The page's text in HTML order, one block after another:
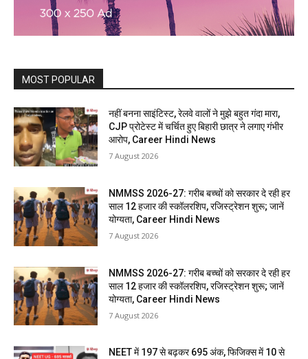
MOST POPULAR
नहीं बनना साइंटिस्ट, रेलवे वालों ने मुझे बहुत गंदा मारा,
CJP प्रोटेस्ट में चर्चित हुए बिहारी छात्र ने लगाए गंभीर
आरोप, Career Hindi News
7 August 2026
NMMSS 2026-27: गरीब बच्चों को सरकार दे रही हर
साल 12 हजार की स्कॉलरशिप, रजिस्ट्रेशन शुरू; जानें
योग्यता, Career Hindi News
7 August 2026
NMMSS 2026-27: गरीब बच्चों को सरकार दे रही हर
साल 12 हजार की स्कॉलरशिप, रजिस्ट्रेशन शुरू; जानें
योग्यता, Career Hindi News
7 August 2026
NEET में 197 से बढ़कर 695 अंक, फिजिक्स में 10 से